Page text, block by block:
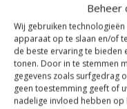
Beheer
Wij gebruiken
apparaat op te slaan en/of
de beste ervaring te bieden
tonen. Door in te stemmen
gegevens zoals surfgedrag
geen toestemming geeft of
nadelige invloed hebben